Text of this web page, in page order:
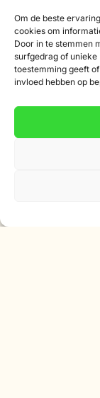
Om de beste
cookies om
Door in te stemmen
surfgedrag of unieke
toestemming geeft
invloed hebben op
Partners
Affiliate
Nieuwsbrief
Abonneer je